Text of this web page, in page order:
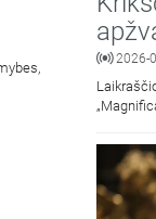
2026-